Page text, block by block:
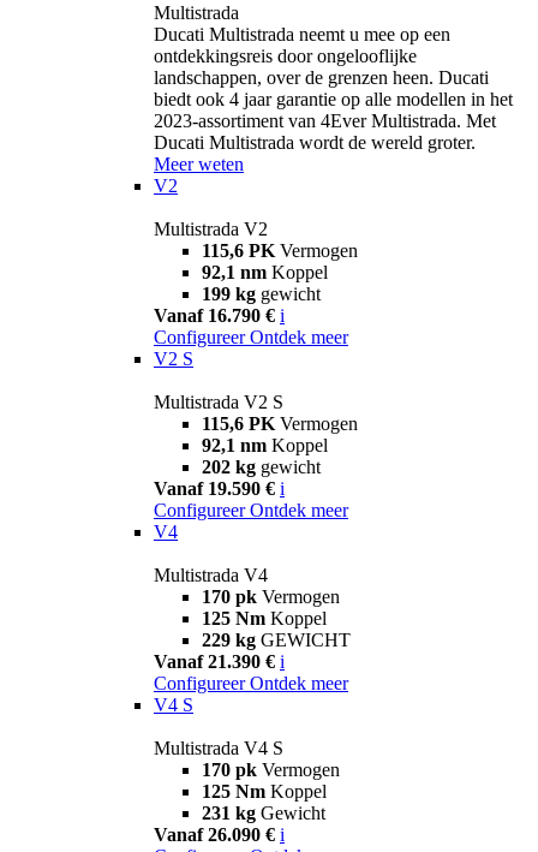
Multistrada
Ducati Multistrada neemt u mee op een
ontdekkingsreis door ongelooflijke
landschappen, over de grenzen heen. Ducati
biedt ook 4 jaar garantie op alle modellen in het
2023-assortiment van 4Ever Multistrada. Met
Ducati Multistrada wordt de wereld groter.
Meer weten
V2
Multistrada V2
115,6 PK Vermogen
92,1 nm Koppel
199 kg gewicht
Vanaf 16.790 € i
Configureer Ontdek meer
V2 S
Multistrada V2 S
115,6 PK Vermogen
92,1 nm Koppel
202 kg gewicht
Vanaf 19.590 € i
Configureer Ontdek meer
V4
Multistrada V4
170 pk Vermogen
125 Nm Koppel
229 kg GEWICHT
Vanaf 21.390 € i
Configureer Ontdek meer
V4 S
Multistrada V4 S
170 pk Vermogen
125 Nm Koppel
231 kg Gewicht
Vanaf 26.090 € i